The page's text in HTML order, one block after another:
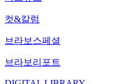
컷&칼럼
브라보스페셜
브라보리포트